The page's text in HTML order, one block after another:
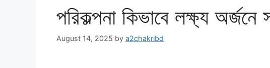
পরিকল্পনা কিভাবে লক্ষ্য অর্জনে
August 14, 2025 by a2chakribd